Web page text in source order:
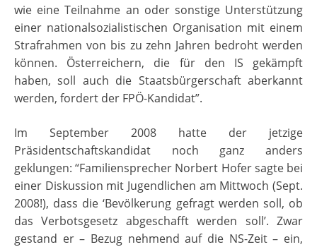
wie eine Teilnahme an oder sonstige Unterstützung
einer nationalsozialistischen Organisation mit einem
Strafrahmen von bis zu zehn Jahren bedroht werden
können. Österreichern, die für den IS gekämpft
haben, soll auch die Staatsbürgerschaft aberkannt
werden, fordert der FPÖ-Kandidat”.
Im September 2008 hatte der jetzige
Präsidentschaftskandidat noch ganz anders
geklungen: “Familiensprecher Norbert Hofer sagte bei
einer Diskussion mit Jugendlichen am Mittwoch (Sept.
2008!), dass die ‘Bevölkerung gefragt werden soll, ob
das Verbotsgesetz abgeschafft werden soll’. Zwar
gestand er – Bezug nehmend auf die NS-Zeit – ein,